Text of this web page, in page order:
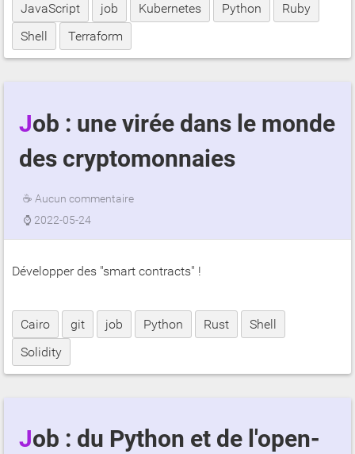
JavaScript
job Kubernetes Python
Ruby
Shell
Terraform
Job : une virée dans le monde
des cryptomonnaies
☕ Aucun commentaire
⌚ 2022-05-24
Développer des "smart contracts" !
Cairo git job Python Rust
Shell
Solidity
Job : du Python et de l'open-